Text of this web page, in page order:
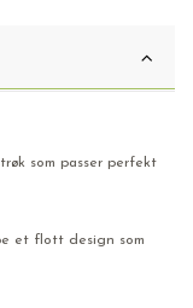
som passer perfekt
et flott design som